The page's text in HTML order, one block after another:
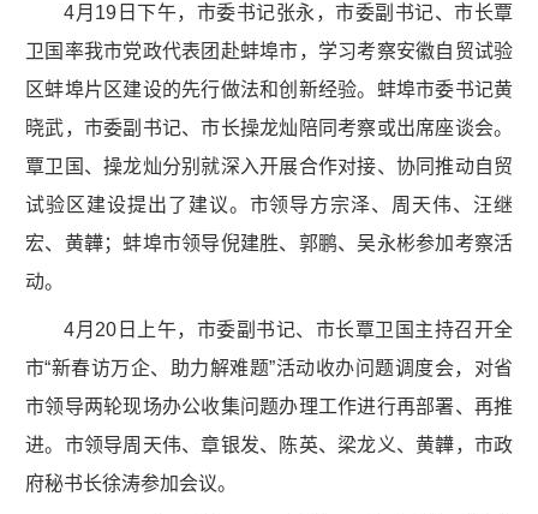
4月19日下午，市委书记张永，市委副书记、市长覃
卫国率我市党政代表团赴蚌埠市，学习考察安徽自贸试验
区蚌埠片区建设的先行做法和创新经验。蚌埠市委书记黄
晓武，市委副书记、市长操龙灿陪同考察或出席座谈会。
覃卫国、操龙灿分别就深入开展合作对接、协同推动自贸
试验区建设提出了建议。市领导方宗泽、周天伟、汪继
宏、黄韡；蚌埠市领导倪建胜、郭鹏、吴永彬参加考察活
动。
4月20日上午，市委副书记、市长覃卫国主持召开全
市“新春访万企、助力解难题”活动收办问题调度会，对省
市领导两轮现场办公收集问题办理工作进行再部署、再推
进。市领导周天伟、章银发、陈英、梁龙义、黄韡，市政
府秘书长徐涛参加会议。